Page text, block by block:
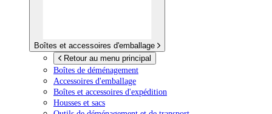
Boîtes et accessoires d'emballage
Retour au menu principal
Boîtes de déménagement
Accessoires d'emballage
Boîtes et accessoires d'expédition
Housses et sacs